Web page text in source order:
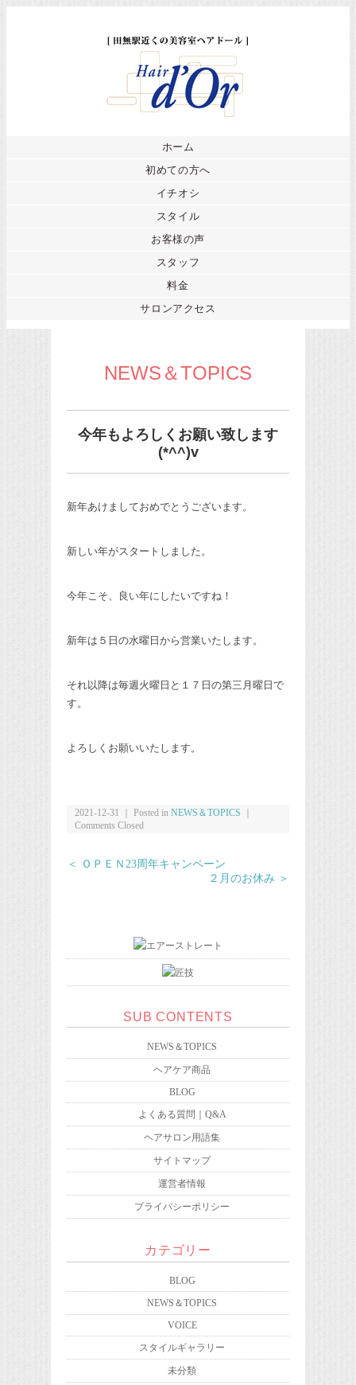
ホーム
初めての方へ
イチオシ
スタイル
お客様の声
スタッフ
料金
サロンアクセス
NEWS＆TOPICS
今年もよろしくお願い致します
(*^^)v
新年あけましておめでとうございます。
新しい年がスタートしました。
今年こそ、良い年にしたいですね！
新年は５日の水曜日から営業いたします。
それ以降は毎週火曜日と１７日の第三月曜日で
す。
よろしくお願いいたします。
2021-12-31 ｜ Posted in NEWS＆TOPICS
Comments Closed
＜ ＯＰＥＮ23周年キャンペーン
２月のお休み ＞
SUB CONTENTS
NEWS＆TOPICS
ヘアケア商品
BLOG
よくある質問｜Q&A
ヘアサロン用語集
サイトマップ
運営者情報
プライバシーポリシー
カテゴリー
BLOG
NEWS＆TOPICS
VOICE
スタイルギャラリー
未分類